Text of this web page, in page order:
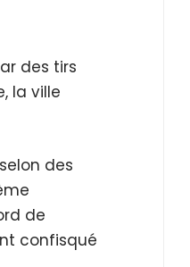
des tirs
la ville
des
de
confisqué